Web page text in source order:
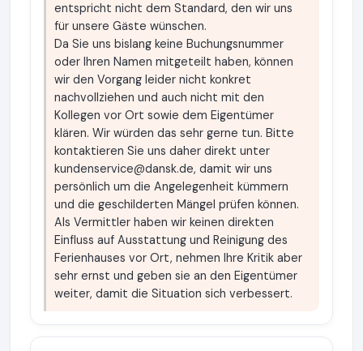
entspricht nicht dem Standard, den wir uns
für unsere Gäste wünschen.
Da Sie uns bislang keine Buchungsnummer
oder Ihren Namen mitgeteilt haben, können
wir den Vorgang leider nicht konkret
nachvollziehen und auch nicht mit den
Kollegen vor Ort sowie dem Eigentümer
klären. Wir würden das sehr gerne tun. Bitte
kontaktieren Sie uns daher direkt unter
kundenservice@dansk.de, damit wir uns
persönlich um die Angelegenheit kümmern
und die geschilderten Mängel prüfen können.
Als Vermittler haben wir keinen direkten
Einfluss auf Ausstattung und Reinigung des
Ferienhauses vor Ort, nehmen Ihre Kritik aber
sehr ernst und geben sie an den Eigentümer
weiter, damit die Situation sich verbessert.